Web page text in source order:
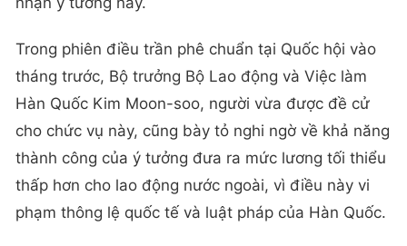
Trong phiên điều trần phê chuẩn tại Quốc hội vào
tháng trước, Bộ trưởng Bộ Lao động và Việc làm
Hàn Quốc Kim Moon-soo, người vừa được đề cử
cho chức vụ này, cũng bày tỏ nghi ngờ về khả năng
thành công của ý tưởng đưa ra mức lương tối thiểu
thấp hơn cho lao động nước ngoài, vì điều này vi
phạm thông lệ quốc tế và luật pháp của Hàn Quốc.